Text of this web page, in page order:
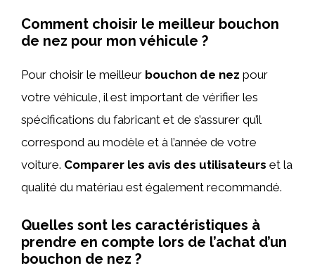
Comment choisir le meilleur bouchon
de nez pour mon véhicule ?
Pour choisir le meilleur bouchon de nez pour
votre véhicule, il est important de vérifier les
spécifications du fabricant et de s’assurer qu’il
correspond au modèle et à l’année de votre
voiture. Comparer les avis des utilisateurs et la
qualité du matériau est également recommandé.
Quelles sont les caractéristiques à
prendre en compte lors de l’achat d’un
bouchon de nez ?